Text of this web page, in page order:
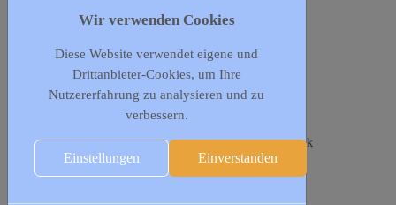
Gehe zu Monat
Gehe zu Monat
Vorheriger Tag
Mittwoch, 16. Oktober 2024
17:00 - 19:00Leithathletik Jugend :: Leichtathletik
19:00 - 20:00Herrensport :: Leichtathletik
Wir verwenden Cookies
Diese Website verwendet eigene und
Drittanbieter-Cookies, um Ihre
Nutzererfahrung zu analysieren und zu
verbessern.
Einstellungen Einverstanden